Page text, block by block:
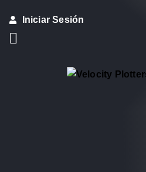
Iniciar Sesión